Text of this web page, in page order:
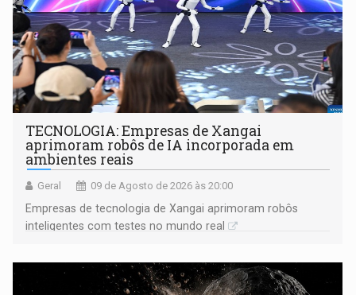
TECNOLOGIA: Empresas de Xangai
aprimoram robôs de IA incorporada em
ambientes reais
Geral 09 de Agosto de 2026 às 20:00
Empresas de tecnologia de Xangai aprimoram robôs
inteligentes com testes no mundo real